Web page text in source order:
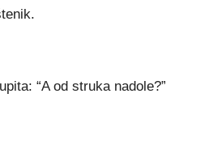
“A od struka nadole?”